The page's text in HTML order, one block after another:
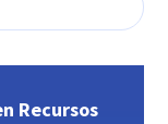
Recursos